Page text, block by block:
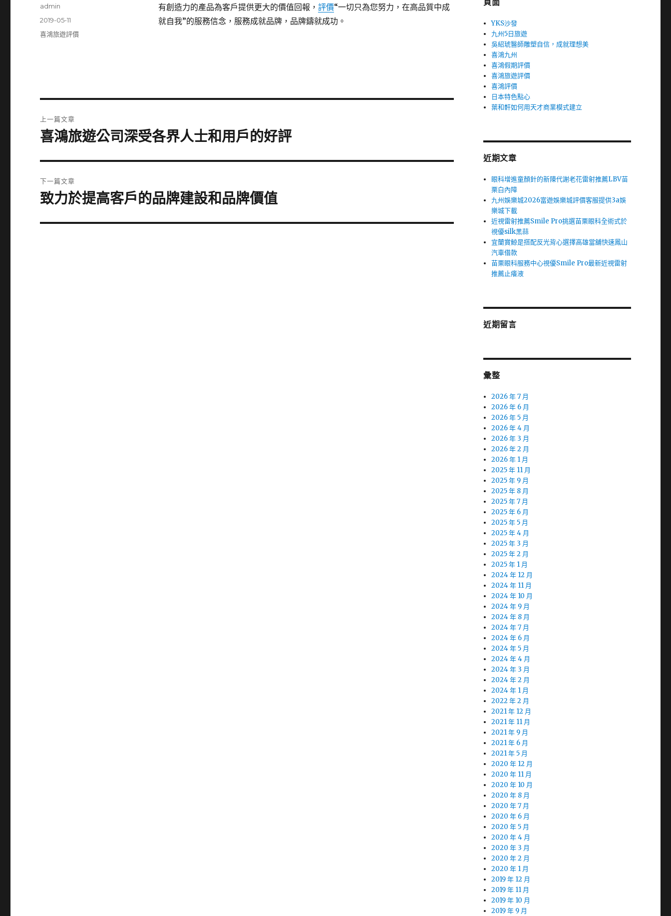
有創造力的產品為客戶提供更大的價值回報， 評價“一切只為您努力，在高品質中成
就自我”的服務信念，服務成就品牌，品牌鑄就成功。
作
admin
發
佈
2019-05-11
分
喜鴻旅遊評價
章
上一篇文章
上
篇
文
章:
喜鴻旅遊公司深受各界人士和用戶的好評
下一篇文章
下
篇
致力於提高客戶的品牌建設和品牌價值
頁面
YKS沙發
九州5日旅遊
吳紹琥醫師雕塑自信，成就理想美
喜鴻九州
喜鴻假期評價
喜鴻旅遊評價
喜鴻評價
日本特色點心
葉和軒如何用天才商業模式建立
近期文章
眼科增進童顏針的新陳代謝老花雷射推薦LBV苗
栗白內障
九州娛樂城2026富遊娛樂城評價客服提供3a娛
樂城下載
近視雷射推薦Smile Pro挑選苗栗眼科全術式於
視優silk黑蒜
宜蘭賞鯨是搭配反光背心選擇高雄當舖快速鳳山
汽車借款
苗栗眼科服務中心視優Smile Pro最新近視雷射
推薦止癢液
近期留言
彙整
2026 年 7 月
2026 年 6 月
2026 年 5 月
2026 年 4 月
2026 年 3 月
2026 年 2 月
2026 年 1 月
2025 年 11 月
2025 年 9 月
2025 年 8 月
2025 年 7 月
2025 年 6 月
2025 年 5 月
2025 年 4 月
2025 年 3 月
2025 年 2 月
2025 年 1 月
2024 年 12 月
2024 年 11 月
2024 年 10 月
2024 年 9 月
2024 年 8 月
2024 年 7 月
2024 年 6 月
2024 年 5 月
2024 年 4 月
2024 年 3 月
2024 年 2 月
2024 年 1 月
2022 年 2 月
2021 年 12 月
2021 年 11 月
2021 年 9 月
2021 年 6 月
2021 年 5 月
2020 年 12 月
2020 年 11 月
2020 年 10 月
2020 年 8 月
2020 年 7 月
2020 年 6 月
2020 年 5 月
2020 年 4 月
2020 年 3 月
2020 年 2 月
2020 年 1 月
2019 年 12 月
2019 年 11 月
2019 年 10 月
2019 年 9 月